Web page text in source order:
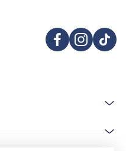
svar